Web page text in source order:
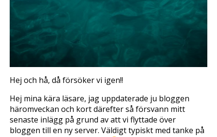
Hej och hå, då försöker vi igen!!
Hej mina kära läsare, jag uppdaterade ju bloggen
häromveckan och kort därefter så försvann mitt
senaste inlägg på grund av att vi flyttade över
bloggen till en ny server. Väldigt typiskt med tanke på